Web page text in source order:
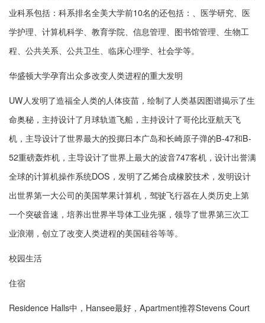
业科系包括：科系排名全美大学前10名的还包括：、医学研究、医
学护理、计算机科学、教育学院、信息管理、图书馆管理、生物工
程、公共关系、公共卫生、临床心理学、社会学等。
华盛顿大学孕育出众多改变人类进程的重大发明
UW人发明了造福全人类的人体疫苗，绘制了人类基因图谱揭示了生
命奥秘，主持设计了月球轨道飞船，主持设计了哥伦比亚航天飞
机，主导设计了世界最大的投掷日本广岛和长崎原子弹的B-47和B-
52重磅轰炸机，主导设计了世界上最大的波音747客机，设计出誉满
全球的计算机操作系统DOS，发明了乙烯合成橡胶技术，发明设计
出世界第一大公司的美国苹果计算机，驾驶飞行器在人类历史上第
一个突破音速，培养出世界半导体工业先驱，领导了世界第三次工
业浪潮，创立了改变人类进程的美国硅谷等等。
校园生活
住宿
Residence Halls中，Hansee最好，Apartment推荐Stevens Court